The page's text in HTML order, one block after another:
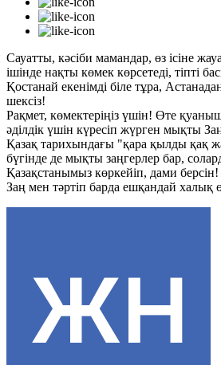
Сауатты, кәсіби мамандар, өз ісіне
ішінде нақты көмек көрсетеді, тіпті
Қостанай екенімді біле тұра,
шексіз!
Рақмет, көмектеріңіз үшін! Өте
әділдік үшін күресіп жүрген мықты
Қазақ тарихындағы "қара қылды қақ
бүгінде де мықты заңгерлер бар,
Қазақстанымыз көркейіп, дами берсін!
Заң мен тәртіп барда ешқандай халық